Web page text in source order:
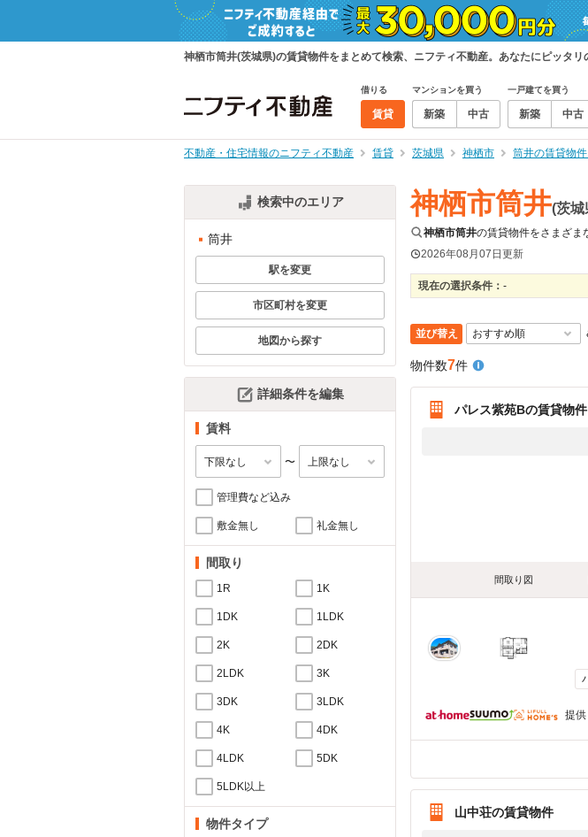
神栖市筒井(茨城県)の賃貸物件をまとめて検索、ニフティ不動産。あなたにピッタリ
借りる
賃貸
マンションを買う
新築 中古
一戸建てを買う
新築 中古
不動産・住宅情報のニフティ不動産 賃貸 茨城県 神栖市 筒井の賃貸物
検索中のエリア
筒井
駅を変更
市区町村を変更
地図から探す
詳細条件を編集
賃料
〜
管理費など込み
敷金無し 礼金無し
間取り
1R 1K
1DK 1LDK
2K 2DK
2LDK 3K
3DK 3LDK
4K 4DK
4LDK 5DK
5LDK以上
物件タイプ
神栖市筒井(茨城
神栖市筒井の賃貸物件をさまざま
2026年08月07日更新
現在の選択条件： -
並び替え
物件数7件
パレス紫苑Bの賃貸物件
間取り図
提供
山中荘の賃貸物件